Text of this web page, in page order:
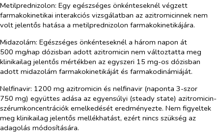
Metilprednizolon: Egy egészséges önkénteseknél végzett
farmakokinetikai interakciós vizsgálatban az azitromicinnek nem
volt jelentős hatása a metilprednizolon farmakokinetikájára.
Midazolám: Egészséges önkénteseknél a három napon át
500 mg/nap dózisban adott azitromicin nem változtatta meg
klinikailag jelentős mértékben az egyszeri 15 mg-os dózisban
adott midazolám farmakokinetikáját és farmakodinámiáját.
Nelfinavir: 1200 mg azitromicin és nelfinavir (naponta 3-szor
750 mg) együttes adása az egyensúlyi (steady state) azitromicin-
szérumkoncentrációk emelkedését eredményezte. Nem figyeltek
meg klinikailag jelentős mellékhatást, ezért nincs szükség az
adagolás módosítására.